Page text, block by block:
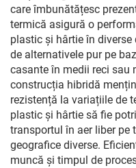
care îmbunătățesc
termică asigură o
plastic și hârtie în
de alternativele pur pe
casante în medii reci sau
construcția hibridă
rezistență la variațiile de
plastic și hârtie să fie
transportul în aer liber pe
geografice diverse.
muncă și timpul de